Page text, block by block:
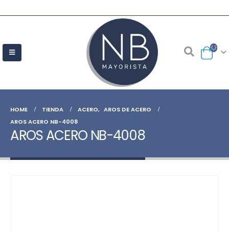
HOME TIENDA ACERO, AROS DE ACERO
AROS ACERO NB-4008
AROS ACERO NB-4008